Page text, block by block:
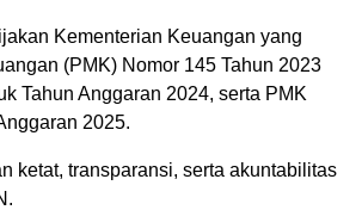
Kementerian Keuangan yang
(PMK) Nomor 145 Tahun 2023
Tahun Anggaran 2024, serta PMK
2025.
ketat, transparansi, serta akuntabilitas